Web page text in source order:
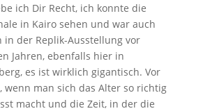
ich Dir Recht, ich konnte die
in Kairo sehen und war auch
in der Replik-Ausstellung vor
Jahren, ebenfalls hier in
es ist wirklich gigantisch. Vor
wenn man sich das Alter so richtig
macht und die Zeit, in der die